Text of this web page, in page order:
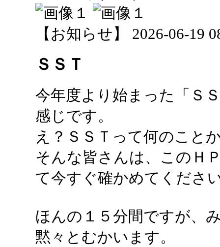
【お知らせ】 2026-06-19
ＳＳＴ
今年度より始まった「Ｓ
感じです。
え？ＳＳＴって何のこと
そんな皆さんは、このＨ
て今すぐ確かめてくださ
ほんの１５分間ですが、
黙々とむかいます。